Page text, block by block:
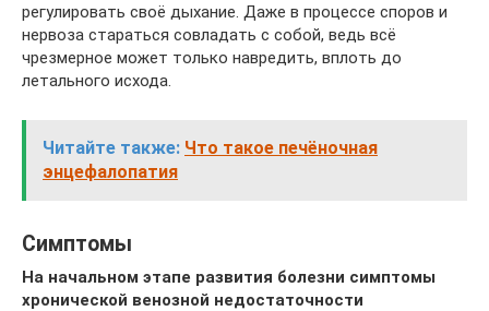
регулировать своё дыхание. Даже в процессе споров и
нервоза стараться совладать с собой, ведь всё
чрезмерное может только навредить, вплоть до
летального исхода.
Читайте также: Что такое печёночная
энцефалопатия
Симптомы
На начальном этапе развития болезни симптомы
хронической венозной недостаточности